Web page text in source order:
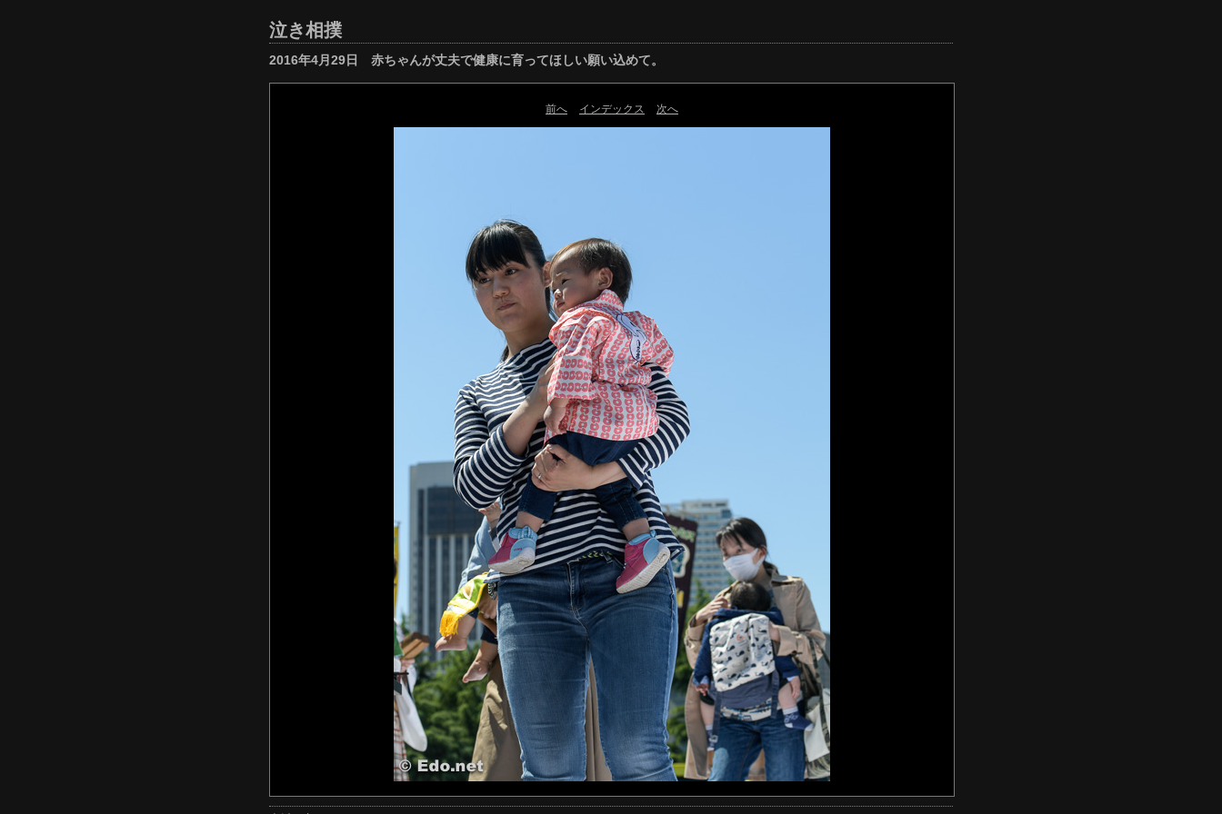
泣き相撲
2016年4月29日 赤ちゃんが丈夫で健康に育ってほしい願い込めて。
前へ インデックス 次へ